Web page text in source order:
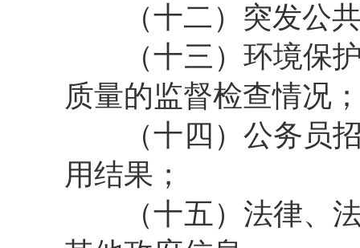
（十二）突发公共
（十三）环境保护
质量的监督检查情况
（十四）公务员招
用结果；
（十五）法律、法